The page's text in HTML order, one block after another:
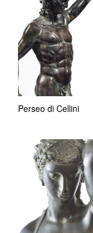
Perseo di Cellini